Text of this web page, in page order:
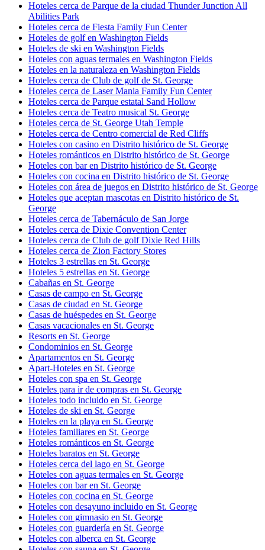
Hoteles cerca de Parque de la ciudad Thunder Junction All
Abilities Park
Hoteles cerca de Fiesta Family Fun Center
Hoteles de golf en Washington Fields
Hoteles de ski en Washington Fields
Hoteles con aguas termales en Washington Fields
Hoteles en la naturaleza en Washington Fields
Hoteles cerca de Club de golf de St. George
Hoteles cerca de Laser Mania Family Fun Center
Hoteles cerca de Parque estatal Sand Hollow
Hoteles cerca de Teatro musical St. George
Hoteles cerca de St. George Utah Temple
Hoteles cerca de Centro comercial de Red Cliffs
Hoteles con casino en Distrito histórico de St. George
Hoteles románticos en Distrito histórico de St. George
Hoteles con bar en Distrito histórico de St. George
Hoteles con cocina en Distrito histórico de St. George
Hoteles con área de juegos en Distrito histórico de St. George
Hoteles que aceptan mascotas en Distrito histórico de St.
George
Hoteles cerca de Tabernáculo de San Jorge
Hoteles cerca de Dixie Convention Center
Hoteles cerca de Club de golf Dixie Red Hills
Hoteles cerca de Zion Factory Stores
Hoteles 3 estrellas en St. George
Hoteles 5 estrellas en St. George
Cabañas en St. George
Casas de campo en St. George
Casas de ciudad en St. George
Casas de huéspedes en St. George
Casas vacacionales en St. George
Resorts en St. George
Condominios en St. George
Apartamentos en St. George
Apart-Hoteles en St. George
Hoteles con spa en St. George
Hoteles para ir de compras en St. George
Hoteles todo incluido en St. George
Hoteles de ski en St. George
Hoteles en la playa en St. George
Hoteles familiares en St. George
Hoteles románticos en St. George
Hoteles baratos en St. George
Hoteles cerca del lago en St. George
Hoteles con aguas termales en St. George
Hoteles con bar en St. George
Hoteles con cocina en St. George
Hoteles con desayuno incluido en St. George
Hoteles con gimnasio en St. George
Hoteles con guardería en St. George
Hoteles con alberca en St. George